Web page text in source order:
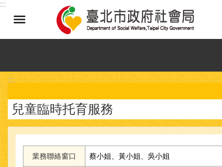
跳到主要內容區塊
:::
:::
兒童臨時托育服務
業務聯絡窗口 蔡小姐、黃小姐、吳小姐